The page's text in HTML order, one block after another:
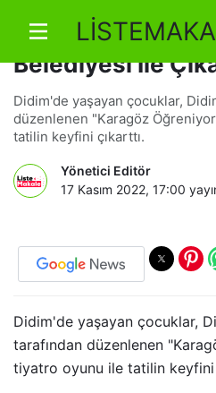
Çocuklar Tatilin
Belediyesi İle
Didim'de yaşayan çocuklar,
düzenlenen "Karagöz
tatilin keyfini çıkarttı.
Yönetici Editör
17 Kasım 2022, 17:00
Didim'de yaşayan çocuklar,
tarafından düzenlenen
tiyatro oyunu ile tatilin keyfini